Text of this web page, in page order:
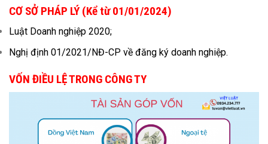
CƠ SỞ PHÁP LÝ (Kể từ 01/01/2024)
Luật Doanh nghiệp 2020;
Nghị định 01/2021/NĐ-CP về đăng ký doanh nghiệp.
VỐN ĐIỀU LỆ TRONG CÔNG TY